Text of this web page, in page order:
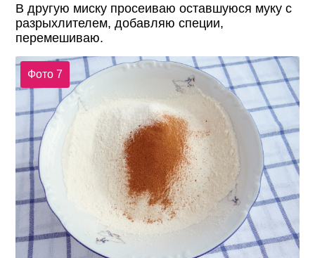
В другую миску просеиваю оставшуюся муку с
разрыхлителем, добавляю специи,
перемешиваю.
Фото 7